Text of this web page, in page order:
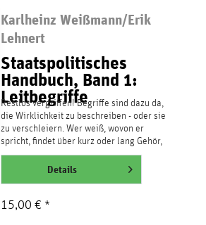
Karlheinz Weißmann/Erik
Lehnert
Staatspolitisches
Handbuch, Band 1:
Leitbegriffe
Restlos vergriffen! Begriffe sind dazu da,
die Wirklichkeit zu beschreiben - oder sie
zu verschleiern. Wer weiß, wovon er
spricht, findet über kurz oder lang Gehör,
gerade auch...
weiterlesenDetails
15,00 € *